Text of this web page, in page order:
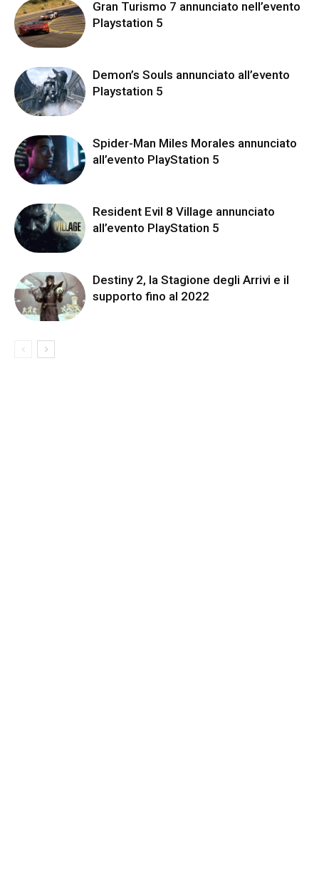
Gran Turismo 7 annunciato nell’evento
Playstation 5
Demon’s Souls annunciato all’evento
Playstation 5
Spider-Man Miles Morales annunciato
all’evento PlayStation 5
Resident Evil 8 Village annunciato
all’evento PlayStation 5
Destiny 2, la Stagione degli Arrivi e il
supporto fino al 2022